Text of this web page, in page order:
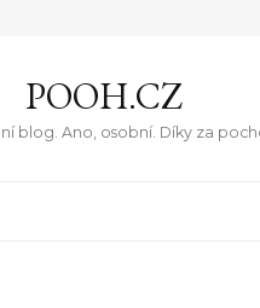
POOH.CZ
blog. Ano, osobní. Díky za